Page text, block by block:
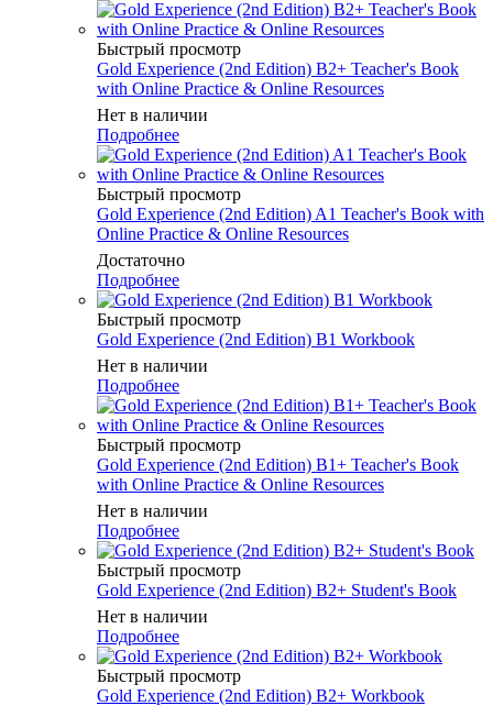
Быстрый просмотр
Gold Experience (2nd Edition) B2+ Teacher's Book
with Online Practice & Online Resources
Нет в наличии
Подробнее
Быстрый просмотр
Gold Experience (2nd Edition) A1 Teacher's Book with
Online Practice & Online Resources
Достаточно
Подробнее
Быстрый просмотр
Gold Experience (2nd Edition) B1 Workbook
Нет в наличии
Подробнее
Быстрый просмотр
Gold Experience (2nd Edition) B1+ Teacher's Book
with Online Practice & Online Resources
Нет в наличии
Подробнее
Быстрый просмотр
Gold Experience (2nd Edition) B2+ Student's Book
Нет в наличии
Подробнее
Быстрый просмотр
Gold Experience (2nd Edition) B2+ Workbook